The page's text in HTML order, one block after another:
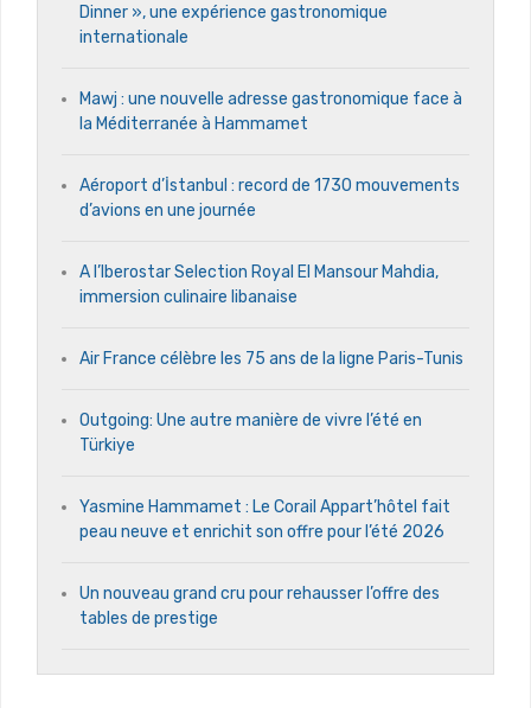
Dinner », une expérience gastronomique
internationale
Mawj : une nouvelle adresse gastronomique face à
la Méditerranée à Hammamet
Aéroport d’İstanbul : record de 1730 mouvements
d’avions en une journée
A l’Iberostar Selection Royal El Mansour Mahdia,
immersion culinaire libanaise
Air France célèbre les 75 ans de la ligne Paris-Tunis
Outgoing: Une autre manière de vivre l’été en
Türkiye
Yasmine Hammamet : Le Corail Appart’hôtel fait
peau neuve et enrichit son offre pour l’été 2026
Un nouveau grand cru pour rehausser l’offre des
tables de prestige